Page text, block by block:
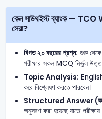
কেন সাউথইস্ট ব্যাংক — TCO Written (লিখিত) প্রশ্ন ব্যাংকটি
সেরা?
বিগত ২০ বছরের প্রশ্ন: শুরু
পরীক্ষার সকল MCQ নির্ভুল
Topic Analysis:
করে বিশ্লেষণ করতে পারবেন।
Structured Answer
অনুসরণ করা হয়েছে যাতে